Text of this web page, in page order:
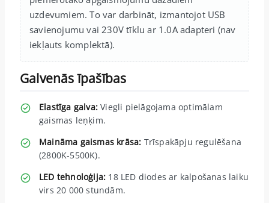
uzdevumiem. To var darbināt, izmantojot USB
savienojumu vai 230V tīklu ar 1.0A adapteri (nav
iekļauts komplektā).
Galvenās īpašības
Elastīga galva: Viegli pielāgojama optimālam
gaismas leņķim.
Maināma gaismas krāsa: Trīspakāpju regulēšana
(2800K-5500K).
LED tehnoloģija: 18 LED diodes ar kalpošanas laiku
virs 20 000 stundām.